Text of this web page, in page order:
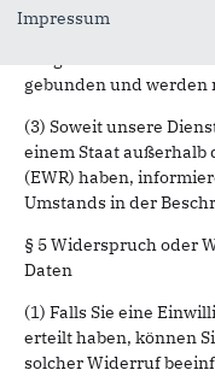
externer Dienstleister.
gebunden und
(3) Soweit unsere
einem Staat
(EWR) haben,
Umstands in der
§ 5 Widerspruch oder
Daten
(1) Falls Sie eine
erteilt haben, können
solcher Widerruf
Impressum